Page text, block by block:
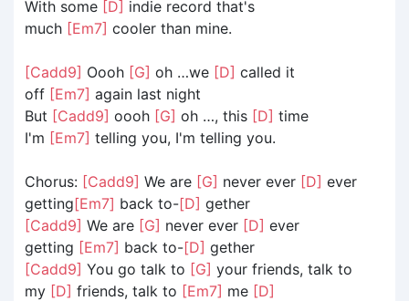
With some [D] indie record that's
much [Em7] cooler than mine.
[Cadd9] Oooh [G] oh …we [D] called it
off [Em7] again last night
But [Cadd9] oooh [G] oh …, this [D] time
I'm [Em7] telling you, I'm telling you.
Chorus: [Cadd9] We are [G] never ever [D] ever
getting[Em7] back to-[D] gether
[Cadd9] We are [G] never ever [D] ever
getting [Em7] back to-[D] gether
[Cadd9] You go talk to [G] your friends, talk to
my [D] friends, talk to [Em7] me [D]